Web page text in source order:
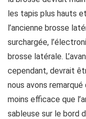
les tapis plus hauts
l’ancienne brosse
surchargée,
brosse latérale.
cependant, devrait
nous avons
moins efficace que
sableuse sur le bord